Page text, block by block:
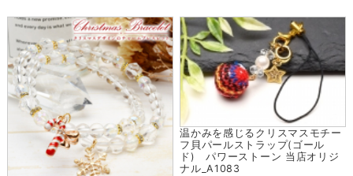
温かみを感じるクリスマスモチー
フ貝パールストラップ(ゴール
ド) パワーストーン 当店オリジ
ナル_A1083